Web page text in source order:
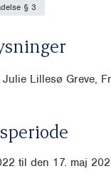
§ 3
Julie Lillesø Greve,
til den 17. maj